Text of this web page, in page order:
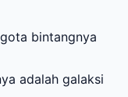
bintangnya
adalah galaksi